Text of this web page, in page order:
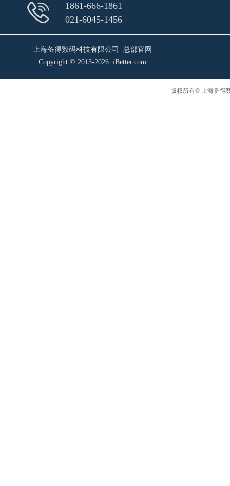
上海备得数码科技有限公司 总部官网
Copyright © 2013-2026 iBetter.com
1861-666-1861
021-6045-1456
版权所有© 上海备得